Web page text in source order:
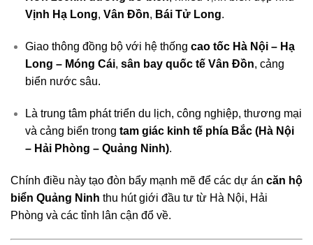
Vịnh Hạ Long, Vân Đồn, Bái Tử Long.
Giao thông đồng bộ với hệ thống cao tốc Hà Nội – Hạ
Long – Móng Cái, sân bay quốc tế Vân Đồn, cảng
biển nước sâu.
Là trung tâm phát triển du lịch, công nghiệp, thương mại
và cảng biển trong tam giác kinh tế phía Bắc (Hà Nội
– Hải Phòng – Quảng Ninh).
Chính điều này tạo đòn bẩy mạnh mẽ để các dự án căn hộ
biển Quảng Ninh thu hút giới đầu tư từ Hà Nội, Hải
Phòng và các tỉnh lân cận đổ về.